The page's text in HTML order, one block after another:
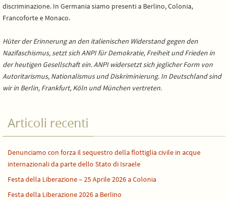
discriminazione. In Germania siamo presenti a Berlino, Colonia,
Francoforte e Monaco.
Hüter der Erinnerung an den italienischen Widerstand gegen den
Nazifaschismus, setzt sich ANPI für Demokratie, Freiheit und Frieden in
der heutigen Gesellschaft ein. ANPI widersetzt sich jeglicher Form von
Autoritarismus, Nationalismus und Diskriminierung. In Deutschland sind
wir in Berlin, Frankfurt, Köln und München vertreten.
Articoli recenti
Denunciamo con forza il sequestro della flottiglia civile in acque
internazionali da parte dello Stato di Israele
Festa della Liberazione – 25 Aprile 2026 a Colonia
Festa della Liberazione 2026 a Berlino